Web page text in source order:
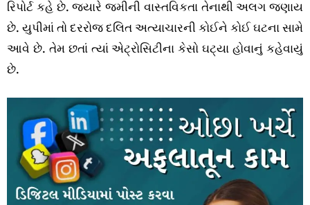
રિપોર્ટ કહે છે. જ્યારે જમીની વાસ્તવિકતા તેનાથી અલગ જણાય
છે. યુપીમાં તો દરરોજ દલિત અત્યાચારની કોઈને કોઈ ઘટના સામે
આવે છે. તેમ છતાં ત્યાં એટ્રોસિટીના કેસો ઘટ્યા હોવાનું કહેવાયું
છે.